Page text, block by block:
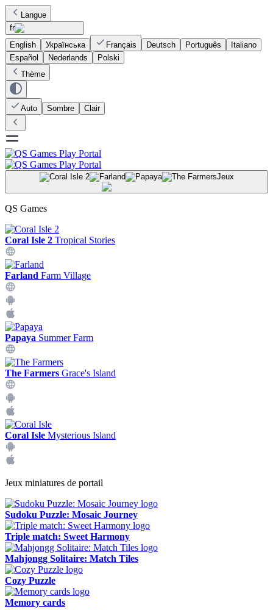
Langue
fr
English
Українська Français Deutsch Português
Italiano
Español
Nederlands
Polski
Thème
Auto Sombre Clair
Jeux
QS Games
Coral Isle 2 Tropical Stories
Farland Farm Village
Papaya Summer Farm
The Farmers Grace's Island
Coral Isle Mysterious Island
Jeux miniatures de portail
Sudoku Puzzle: Mosaic Journey
Triple match: Sweet Harmony
Mahjongg Solitaire: Match Tiles
Cozy Puzzle
Memory cards